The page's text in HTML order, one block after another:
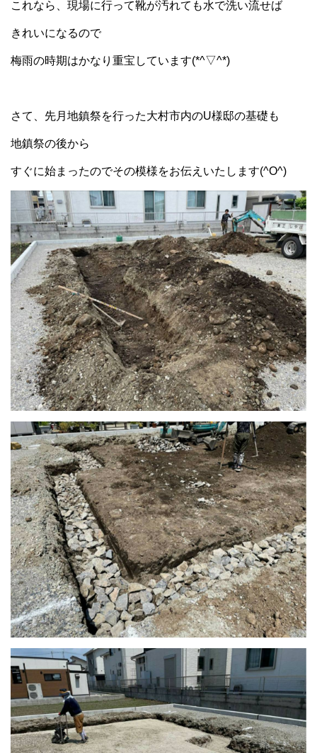
これなら、現場に行って靴が汚れても水で洗い流せば
きれいになるので
梅雨の時期はかなり重宝しています(*^▽^*)
さて、先月地鎮祭を行った大村市内のU様邸の基礎も
地鎮祭の後から
すぐに始まったのでその模様をお伝えいたします(^O^)